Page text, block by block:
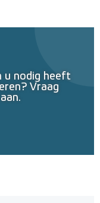
u nodig heeft
Vraag